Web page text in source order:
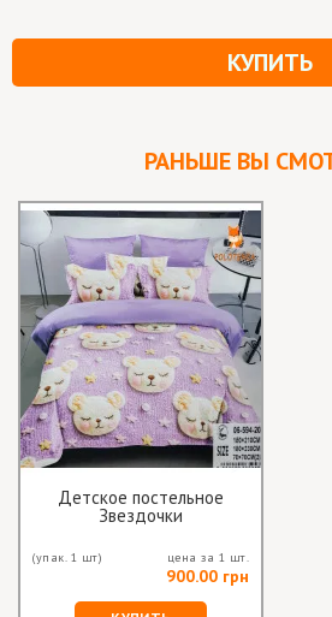
КУПИТЬ
РАНЬШЕ ВЫ
Детское постельное
Звездочки
(упак. 1 шт) цена за 1 шт.
900.00 грн